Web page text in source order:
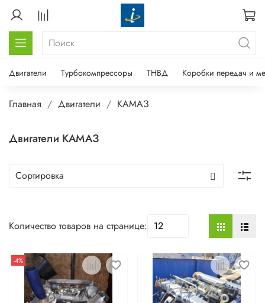
Двигатели Турбокомпрессоры ТНВД Коробки передач и
Главная Двигатели КАМАЗ
Двигатели КАМАЗ
Количество товаров на странице:
-4%